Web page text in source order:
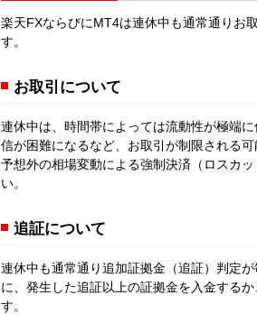
楽天FXならびにMT4は連休中も通常通りお
す。
お取引について
連休中は、時間帯によっては流動性が極端
信が困難になるなど、お取引が制限される
予想外の相場変動による強制決済（ロスカ
い。
追証について
連休中も通常通り追加証拠金（追証）判定
に、発生した追証以上の証拠金を入金する
す。